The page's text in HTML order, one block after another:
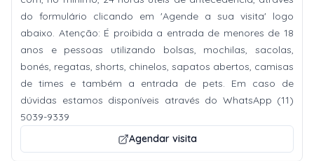
do formulário clicando em 'Agende a sua visita' logo
abaixo. Atenção: É proibida a entrada de menores de 18
anos e pessoas utilizando bolsas, mochilas, sacolas,
bonés, regatas, shorts, chinelos, sapatos abertos, camisas
de times e também a entrada de pets. Em caso de
dúvidas estamos disponíveis através do WhatsApp (11)
5039-9339
Agendar visita